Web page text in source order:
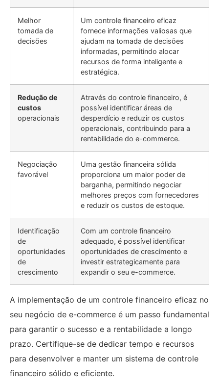
Melhor
tomada de
decisões
Um controle financeiro eficaz
fornece informações valiosas que
ajudam na tomada de decisões
informadas, permitindo alocar
recursos de forma inteligente e
estratégica.
Redução de
custos
operacionais
Através do controle financeiro, é
possível identificar áreas de
desperdício e reduzir os custos
operacionais, contribuindo para a
rentabilidade do e-commerce.
Negociação
favorável
Uma gestão financeira sólida
proporciona um maior poder de
barganha, permitindo negociar
melhores preços com fornecedores
e reduzir os custos de estoque.
Identificação
de
oportunidades
de
crescimento
Com um controle financeiro
adequado, é possível identificar
oportunidades de crescimento e
investir estrategicamente para
expandir o seu e-commerce.
A implementação de um controle financeiro eficaz no
seu negócio de e-commerce é um passo fundamental
para garantir o sucesso e a rentabilidade a longo
prazo. Certifique-se de dedicar tempo e recursos
para desenvolver e manter um sistema de controle
financeiro sólido e eficiente.